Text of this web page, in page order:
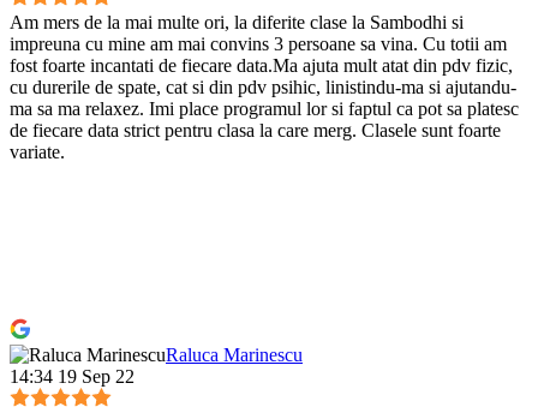
Am mers de la mai multe ori, la diferite clase la Sambodhi si
impreuna cu mine am mai convins 3 persoane sa vina. Cu totii am
fost foarte incantati de fiecare data.Ma ajuta mult atat din pdv fizic,
cu durerile de spate, cat si din pdv psihic, linistindu-ma si ajutandu-
ma sa ma relaxez. Imi place programul lor si faptul ca pot sa platesc
de fiecare data strict pentru clasa la care merg. Clasele sunt foarte
variate.
Raluca Marinescu
14:34 19 Sep 22